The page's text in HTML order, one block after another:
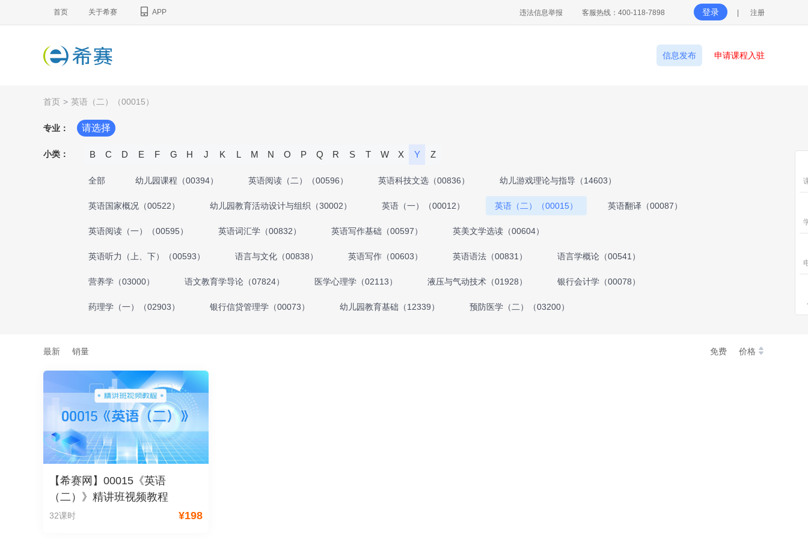
首页 关于希赛 APP 违法信息举报 客服热线：400-118-7898 登录 注册
信息发布 申请课程入驻
首页 > 英语（二）（00015）
专业： 请选择
小类： B C D E F G H J K L M N O P Q R S T W X Y Z
全部 幼儿园课程（00394） 英语阅读（二）（00596） 英语科技文选（00836） 幼儿游戏理论与指导（14603）
英语国家概况（00522） 幼儿园教育活动设计与组织（30002） 英语（一）（00012） 英语（二）（00015） 英语翻译（00087）
英语阅读（一）（00595） 英语词汇学（00832） 英语写作基础（00597） 英美文学选读（00604）
英语听力（上、下）（00593） 语言与文化（00838） 英语写作（00603） 英语语法（00831） 语言学概论（00541）
营养学（03000） 语文教育学导论（07824） 医学心理学（02113） 液压与气动技术（01928） 银行会计学（00078）
药理学（一）（02903） 银行信贷管理学（00073） 幼儿园教育基础（12339） 预防医学（二）（03200）
最新 销量 免费 价格
【希赛网】00015《英语
（二）》精讲班视频教程
32课时 ¥198